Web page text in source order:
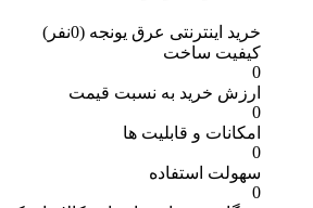
خرید اینترنتی عرق یونجه (0نفر)
کیفیت ساخت
0
ارزش خرید به نسبت قیمت
0
امکانات و قابلیت ها
0
سهولت استفاده
0